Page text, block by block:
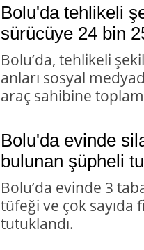
Bolu'da tehlikeli
sürücüye 24 bin
Bolu’da, tehlikeli
anları sosyal
araç sahibine
Bolu'da evinde
bulunan şüpheli
Bolu’da evinde 3
tüfeği ve çok
tutuklandı.